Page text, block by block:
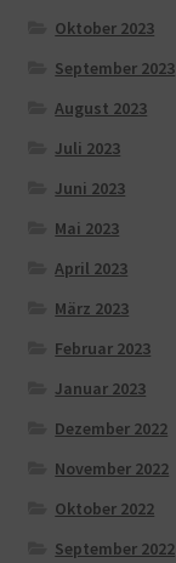
Oktober 2023
September 2023
August 2023
Juli 2023
Juni 2023
Mai 2023
April 2023
März 2023
Februar 2023
Januar 2023
Dezember 2022
November 2022
Oktober 2022
September 2022